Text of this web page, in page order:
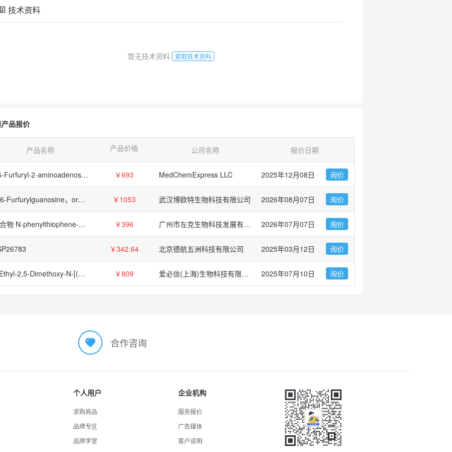
技术资料
暂无技术资料 索取技术资料
品报价
产品名称 产品价格 公司名称 报价日期
N6-Furfuryl-2-aminoadenosine,26783-39-1 ￥693 MedChemExpress LLC 2025年12月08日 询价
N-6-Furfurylguanosine，orb1908942，Biorbyt ￥1053 武汉博欧特生物科技有限公司 2026年08月07日 询价
化合物 N-phenylthiophene-2-carboximidamide【3737-39-1】 ￥396 广州市左克生物科技发展有限公司 2026年07月07日 询价
￥342.64 北京德航五洲科技有限公司 2025年03月12日 询价
4-Ethyl-2,5-Dimethoxy-N-[(2-Methoxyphenyl)Methyl]Benzeneethanamine Hydrochloride,1539266-39-1 ￥809 爱必信(上海)生物科技有限公司 2025年07月10日 询价
合作咨询
个人用户
求购商品
品牌专区
品牌学堂
企业机构
服务报价
广告媒体
客户说明